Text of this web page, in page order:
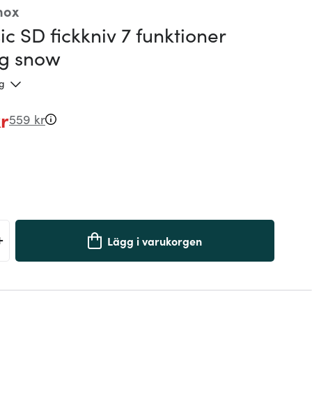
SD fickkniv 7 funktioner
snow
559 kr
Lägg i varukorgen